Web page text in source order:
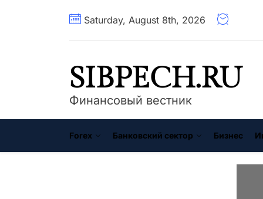
Saturday, August 8th, 2026
SIBPECH.RU
Финансовый вестник
Forex Банковский сектор Бизнес